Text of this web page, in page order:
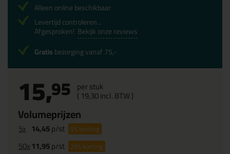
15,95 per stuk
( 19,30incl. BTW )
Volumeprijzen
5x 14,45p/st 9%korting
50x11,95p/st 25%korting
Alleen online beschikbaar
Levertijd controleren...
Afgesproken! Bekijk onze reviews
Gratisbezorging vanaf 75,-